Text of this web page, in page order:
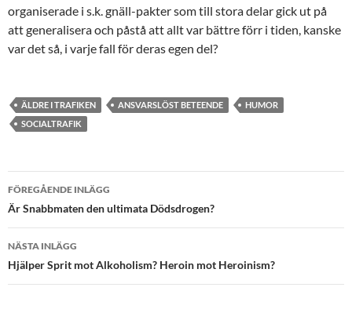
organiserade i s.k. gnäll-pakter som till stora delar gick ut på
att generalisera och påstå att allt var bättre förr i tiden, kanske
var det så, i varje fall för deras egen del?
ÄLDRE I TRAFIKEN ANSVARSLÖST BETEENDE
HUMOR
SOCIALTRAFIK
Inläggsnavigering
FÖREGÅENDE INLÄGG
Är Snabbmaten den ultimata Dödsdrogen?
NÄSTA INLÄGG
Hjälper Sprit mot Alkoholism? Heroin mot Heroinism?